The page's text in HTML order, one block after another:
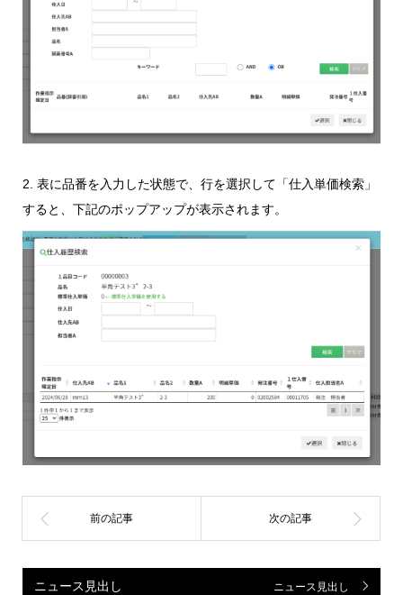
2. 表に品番を入力した状態で、行を選択して「仕入単価検索」
すると、下記のポップアップが表示されます。
ニュース見出し ニュース見出し